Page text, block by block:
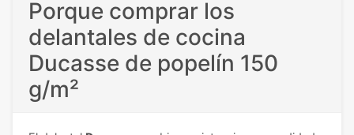
Porque comprar los
delantales de cocina
Ducasse de popelín 150
g/m²